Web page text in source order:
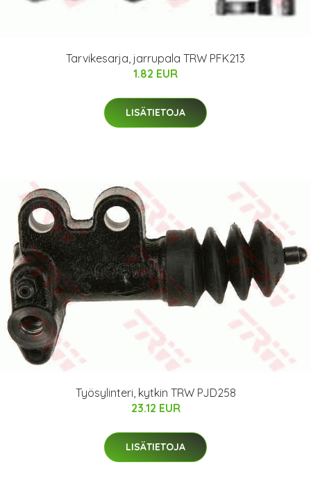
Tarvikesarja, jarrupala TRW PFK213
1.82 EUR
LISÄTIETOJA
Työsylinteri, kytkin TRW PJD258
23.12 EUR
LISÄTIETOJA